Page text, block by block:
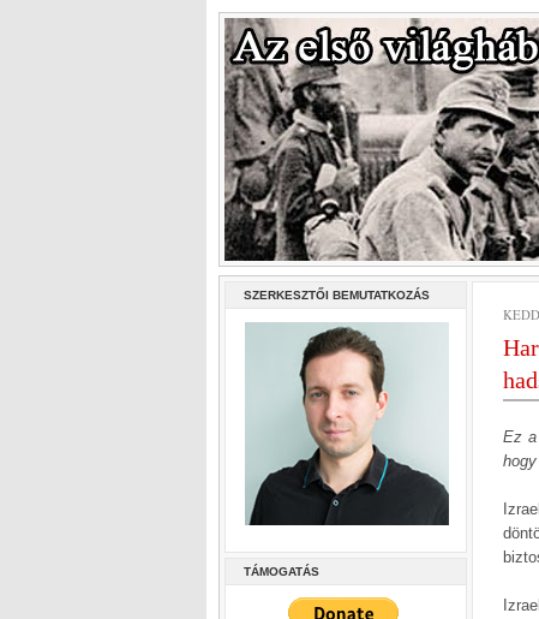
SZERKESZTŐI BEMUTATKOZÁS
TÁMOGATÁS
Ez a